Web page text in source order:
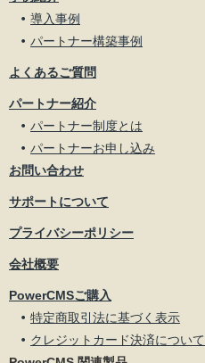
導入事例
パートナー構築事例
よくあるご質問
パートナー紹介
パートナー制度とは
パートナーお申し込み
お問い合わせ
サポートについて
プライバシーポリシー
会社概要
PowerCMSご購入
特定商取引法に基づく表示
クレジットカード決済について